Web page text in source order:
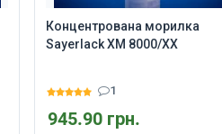
Концентрована морилка
Sayerlack XM 8000/XX
945.90 грн.
1